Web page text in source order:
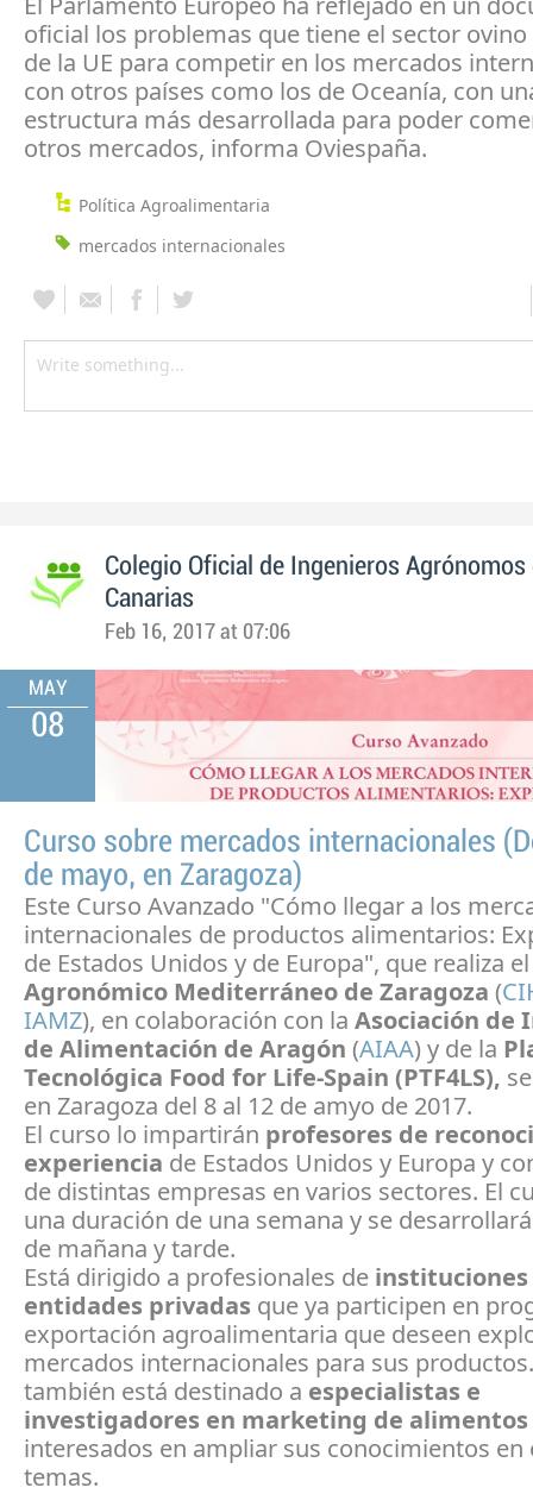
oficial los problemas que tiene el sector ovino
de la UE para competir en los mercados
con otros países como los de Oceanía, con
estructura más desarrollada para poder
otros mercados, informa Oviespaña.
Política Agroalimentaria
mercados internacionales
Colegio Oficial de Ingenieros Agrónomos
Canarias
Feb 16, 2017 at 07:06
MAY
08
Curso sobre mercados internacionales
de mayo, en Zaragoza)
Este Curso Avanzado "Cómo llegar a los
internacionales de productos alimentarios:
de Estados Unidos y de Europa", que realiza
Agronómico Mediterráneo de Zaragoza (
IAMZ), en colaboración con la Asociación de
de Alimentación de Aragón (AIAA) y de la
Tecnológica Food for Life-Spain (PTF4LS),
en Zaragoza del 8 al 12 de amyo de 2017.
El curso lo impartirán profesores de
experiencia de Estados Unidos y Europa y
de distintas empresas en varios sectores. El
una duración de una semana y se
de mañana y tarde.
Está dirigido a profesionales de instituciones
entidades privadas que ya participen en
exportación agroalimentaria que deseen
mercados internacionales para sus
también está destinado a especialistas e
investigadores en marketing de alimentos
interesados en ampliar sus conocimientos en
temas.